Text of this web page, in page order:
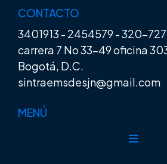
CONTACTO
3401913 - 2454579 -320-
carrera 7 No 33-49 oficina
Bogotá, D.C.
sintraemsdesjn@gmail.com
MENÚ